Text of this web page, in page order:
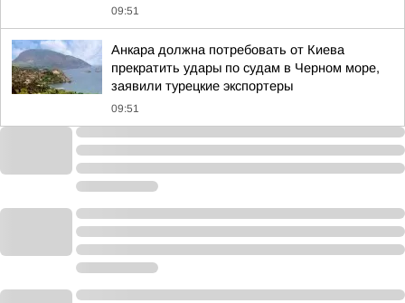
09:51
Анкара должна потребовать от Киева
прекратить удары по судам в Черном море,
заявили турецкие экспортеры
09:51